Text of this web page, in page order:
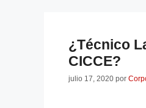
¿Técnico
CICCE?
julio 17, 2020 por